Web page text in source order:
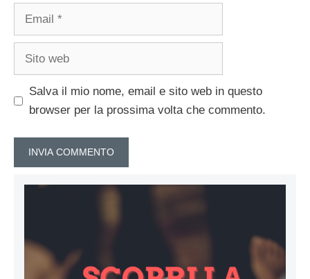
Email
Sito
Salva il mio nome, email e sito web in questo
browser per la prossima volta che commento.